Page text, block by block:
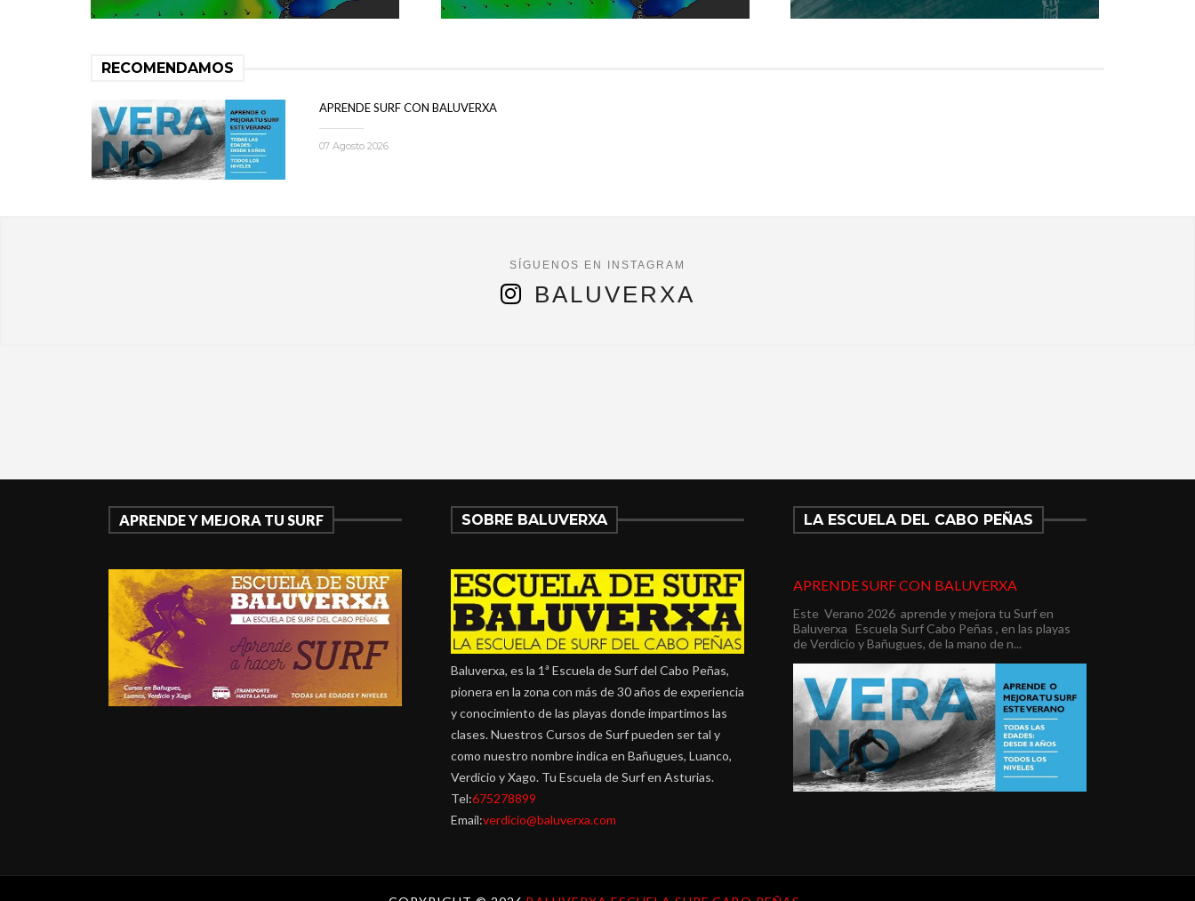
RECOMENDAMOS
APRENDE SURF CON BALUVERXA
07 Agosto 2026
BALUVERXA
APRENDE Y MEJORA TU SURF SOBRE BALUVERXA
Baluverxa, es la 1ª Escuela de Surf del Cabo Peñas,
pionera en la zona con más de 30 años de experiencia
y conocimiento de las playas donde impartimos las
clases. Nuestros Cursos de Surf pueden ser tal y
como nuestro nombre indica en Bañugues, Luanco,
Verdicio y Xago. Tu Escuela de Surf en Asturias.
Tel:675278899
Email:verdicio@baluverxa.com
LA ESCUELA DEL CABO PEÑAS
APRENDE SURF CON BALUVERXA
Este Verano 2026 aprende y mejora tu Surf en
Baluverxa Escuela Surf Cabo Peñas , en las playas
de Verdicio y Bañugues, de la mano de n...